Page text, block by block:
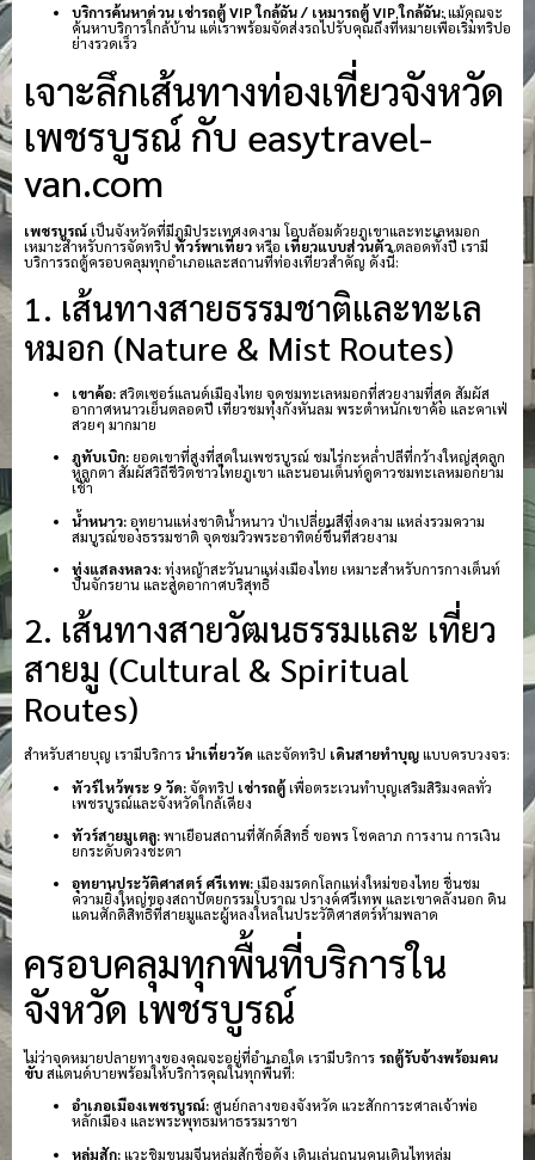
บริการค้นหาด่วน เช่ารถตู้ VIP ใกล้ฉัน / เหมารถตู้ VIP ใกล้ฉัน:แม้คุณจะ
ค้นหาบริการใกล้บ้าน แต่เราพร้อมจัดส่งรถไปรับคุณถึงที่หมายเพื่อเริ่มทริปอ
ย่างรวดเร็ว
เจาะลึกเส้นทางท่องเที่ยวจังหวัด
เพชรบูรณ์ กับ easytravel-
van.com
เพชรบูรณ์เป็นจังหวัดที่มีภูมิประเทศงดงาม โอบล้อมด้วยภูเขาและทะเลหมอก
เหมาะสำหรับการจัดทริป ทัวร์พาเที่ยวหรือ เที่ยวแบบส่วนตัวตลอดทั้งปี เรามี
บริการรถตู้ครอบคลุมทุกอำเภอและสถานที่ท่องเที่ยวสำคัญ ดังนี้:
1. เส้นทางสายธรรมชาติและทะเล
หมอก (Nature & Mist Routes)
เขาค้อ:สวิตเซอร์แลนด์เมืองไทย จุดชมทะเลหมอกที่สวยงามที่สุด สัมผัส
อากาศหนาวเย็นตลอดปี เที่ยวชมทุ่งกังหันลม พระตำหนักเขาค้อ และคาเฟ่
สวยๆ มากมาย
ภูทับเบิก: ยอดเขาที่สูงที่สุดในเพชรบูรณ์ ชมไร่กะหล่ำปลีที่กว้างใหญ่สุดลูก
หูลูกตา สัมผัสวิถีชีวิตชาวไทยภูเขา และนอนเต็นท์ดูดาวชมทะเลหมอกยาม
เช้า
น้ำหนาว:อุทยานแห่งชาติน้ำหนาว ป่าเปลี่ยนสีที่งดงาม แหล่งรวมความ
สมบูรณ์ของธรรมชาติ จุดชมวิวพระอาทิตย์ขึ้นที่สวยงาม
ทุ่งแสลงหลวง:ทุ่งหญ้าสะวันนาแห่งเมืองไทย เหมาะสำหรับการกางเต็นท์
ปั่นจักรยาน และสูดอากาศบริสุทธิ์
2. เส้นทางสายวัฒนธรรมและ เที่ยว
สายมู (Cultural & Spiritual
Routes)
สำหรับสายบุญ เรามีบริการนำเที่ยววัด และจัดทริป เดินสายทำบุญแบบครบวงจร:
ทัวร์ไหว้พระ 9 วัด:จัดทริป เช่ารถตู้เพื่อตระเวนทำบุญเสริมสิริมงคลทั่ว
เพชรบูรณ์และจังหวัดใกล้เคียง
ทัวร์สายมูเตลู:พาเยือนสถานที่ศักดิ์สิทธิ์ ขอพร โชคลาภ การงาน การเงิน
ยกระดับดวงชะตา
อุทยานประวัติศาสตร์ ศรีเทพ:เมืองมรดกโลกแห่งใหม่ของไทย ชื่นชม
ความยิ่งใหญ่ของสถาปัตยกรรมโบราณ ปรางค์ศรีเทพ และเขาคลังนอก ดิน
แดนศักดิ์สิทธิ์ที่สายมูและผู้หลงใหลในประวัติศาสตร์ห้ามพลาด
ครอบคลุมทุกพื้นที่บริการใน
จังหวัด เพชรบูรณ์
ไม่ว่าจุดหมายปลายทางของคุณจะอยู่ที่อำเภอใด เรามีบริการ รถตู้รับจ้างพร้อมคน
ขับสแตนด์บายพร้อมให้บริการคุณในทุกพื้นที่:
อำเภอเมืองเพชรบูรณ์: ศูนย์กลางของจังหวัด แวะสักการะศาลเจ้าพ่อ
หลักเมือง และพระพุทธมหาธรรมราชา
หล่มสัก:แวะชิมขนมจีนหล่มสักชื่อดัง เดินเล่นถนนคนเดินไทหล่ม